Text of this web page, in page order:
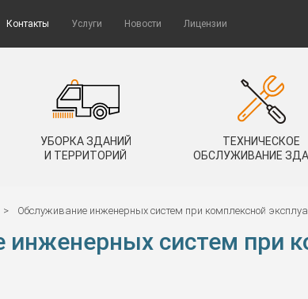
Контакты Услуги Новости Лицензии
УБОРКА ЗДАНИЙ
И ТЕРРИТОРИЙ
ТЕХНИЧЕСКОЕ
ОБСЛУЖИВАНИЕ
> Обслуживание инженерных систем при комплексной
инженерных систем при